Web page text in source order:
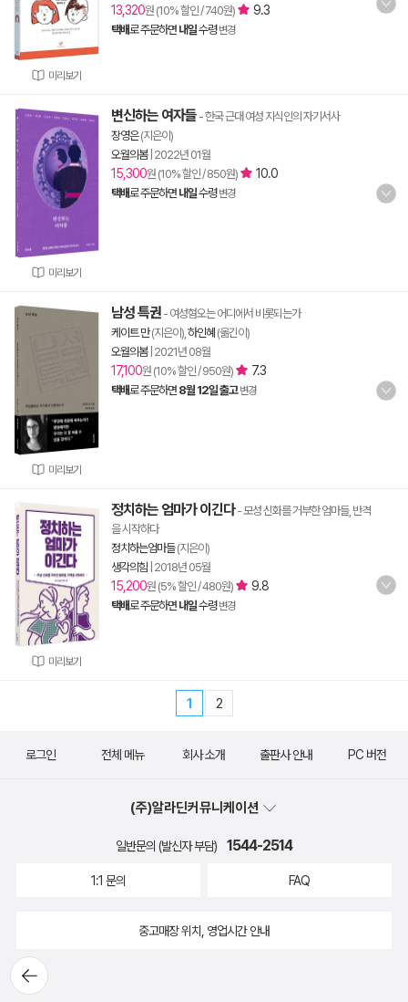
미리보기
13,320원 (10% 할인 / 740원) 9.3
택배로 주문하면 내일수령 변경
미리보기
변신하는 여자들 - 한국 근대 여성 지식인의 자기서사
장영은(지은이)
오월의봄| 2022년 01월
15,300원 (10% 할인 / 850원) 10.0
택배로 주문하면 내일수령 변경
미리보기
남성 특권 - 여성혐오는 어디에서 비롯되는가
케이트 만(지은이), 하인혜 (옮긴이)
오월의봄| 2021년 08월
17,100원 (10% 할인 / 950원) 7.3
택배로 주문하면 8월 12일 출고 변경
미리보기
정치하는 엄마가 이긴다- 모성 신화를 거부한 엄마들, 반격
을 시작하다
정치하는엄마들(지은이)
생각의힘 2018년 05월
15,200원 (5% 할인 / 480원) 9.8
택배로 주문하면 내일수령 변경
1 2
뒤로가
기
로그인 전체 메뉴 회사 소개 출판사 안내 PC 버전
(주)알라딘커뮤니케이션
일반문의 (발신자 부담) 1544-2514
1:1 문의 FAQ
중고매장 위치, 영업시간 안내